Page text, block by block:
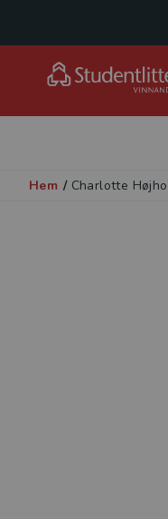
Hem / Charlotte